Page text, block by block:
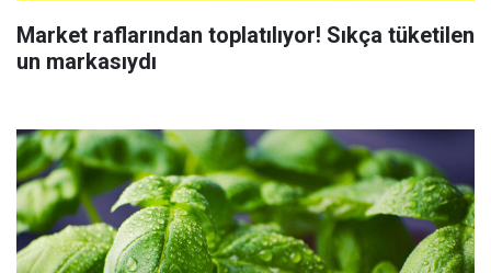
Market raflarından toplatılıyor! Sıkça tüketilen
un markasıydı